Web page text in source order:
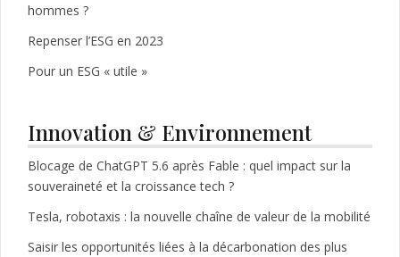
hommes ?
Repenser l’ESG en 2023
Pour un ESG « utile »
Innovation & Environnement
Blocage de ChatGPT 5.6 après Fable : quel impact sur la
souveraineté et la croissance tech ?
Tesla, robotaxis : la nouvelle chaîne de valeur de la mobilité
Saisir les opportunités liées à la décarbonation des plus